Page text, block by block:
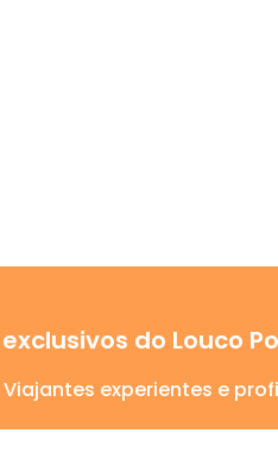
do Louco
Viajantes experientes e